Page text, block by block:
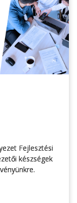
Fejlesztési
készségek